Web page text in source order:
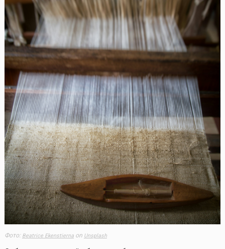
Фото: Beatrice Ekenstiernaon Unsplash